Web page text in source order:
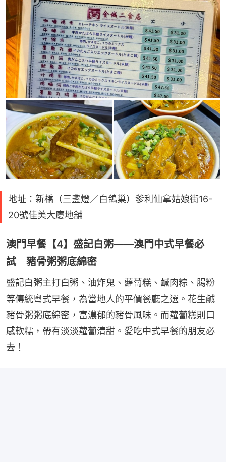
地址：新橋（三盞燈／白鴿巢）爹利仙拿姑娘街16-
20號佳美大廈地舖
澳門早餐【4】盛記白粥——澳門中式早餐必
試 豬骨粥粥底綿密
盛記白粥主打白粥、油炸鬼、蘿蔔糕、鹹肉粽、腸粉
等傳統粵式早餐，為當地人的平價餐廳之選。花生鹹
豬骨粥粥底綿密，富濃郁的豬骨風味。而蘿蔔糕則口
感軟糯，帶有淡淡蘿蔔清甜。愛吃中式早餐的朋友必
去！